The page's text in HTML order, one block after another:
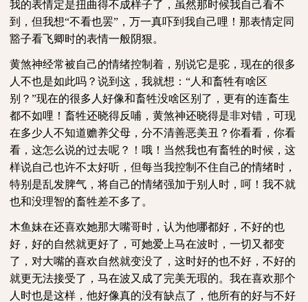
我的表情定是扭曲得不成样子了，虽然那时候我自己看不
到，但我想“不看也罢”，万一真吓到我自己哩！那表情定同
豁子看飞卿时的表情一般阴狠。
黄煞神经常被自己的情绪控制着，别说它是驼，现在的很多
人不也是如此吗？说到这，我就想：“人和畜牲有啥区
别？”现在的很多人好像和畜牲没啥区别了，更有的连畜生
都不如哩！畜牲还晓得反哺，黄煞神还晓得是非对错，可现
在多少人不知道赡养父母，分不清善恶美丑？你看看，你看
看，这怎么说的过去呢？！哦！当然我也有畜牲的时候，这
样说自己也许不太好听，但每当我控制不住自己的情绪时，
特别是乱发脾气，将自己的情绪强加于别人时，呵！我不就
也和没理智的畜牲差不多了。
木鱼妹在还喜欢她那大嘴哥时，认为他哪都好，不好的也
好，好的自然就更好了，可她爱上马在波时，一切又都变
了，对大嘴的喜欢自然就变没了，这时好的也不好，不好的
就更无法接受了，马在波又成了完美无瑕的。我在喜欢那个
人时也是这样，他好像真的没有缺点了，他所有的好与不好